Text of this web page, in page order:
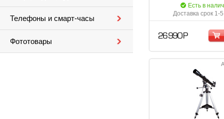
Телефоны и смарт-часы
Фототовары
Есть в
Доставка срок 1-
26 990 Р